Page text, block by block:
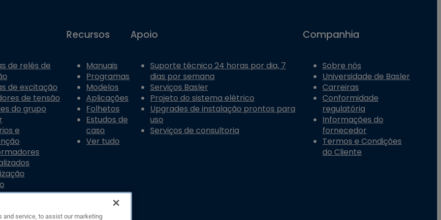
de relés de
de excitação
de tensão
do grupo
e
Recursos
Manuais
Programas
Modelos
Aplicações
Folhetos
Estudos de
caso
Ver tudo
Apoio
Suporte técnico 24 horas por dia, 7
dias por semana
Serviços Basler
Projeto do sistema elétrico
Upgrades de instalação prontos para
uso
Serviços de consultoria
Companhia
Sobre nós
Universidade de Basler
Carreiras
Conformidade
regulatória
Informações do
fornecedor
Termos e Condições
do Cliente
and service, to assist our marketing